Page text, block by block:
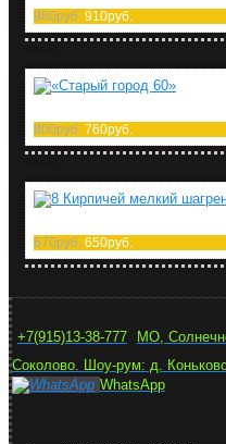
980руб. 910руб.
800руб. 760руб.
670руб. 650руб.
+7(915)13-38-777
МО,
Соколово. Шоу-рум: д.
WhatsApp